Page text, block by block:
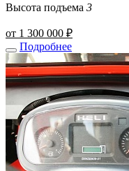
Высота подъема 3
от 1 300 000 ₽
Подробнее